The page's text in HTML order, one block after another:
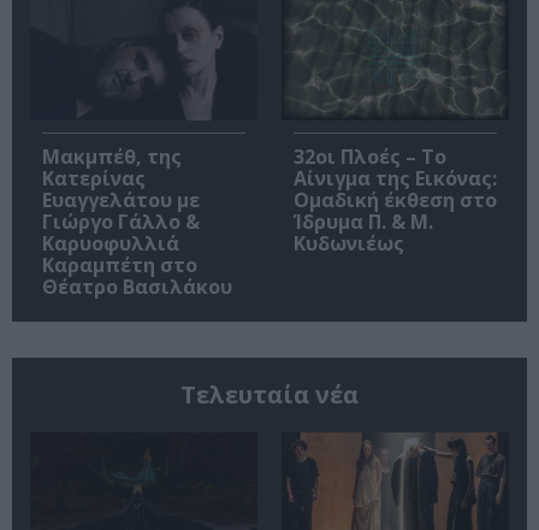
Μακμπέθ, της
Κατερίνας
Ευαγγελάτου με
Γιώργο Γάλλο &
Καρυοφυλλιά
Καραμπέτη στο
Θέατρο Βασιλάκου
32οι Πλοές – Το
Αίνιγμα της Εικόνας:
Ομαδική έκθεση στο
Ίδρυμα Π. & Μ.
Κυδωνιέως
Τελευταία νέα